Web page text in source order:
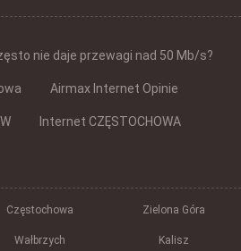
nie daje przewagi nad 50 Mb/s?
Airmax Internet Opinie
Internet CZĘSTOCHOWA
Częstochowa Zielona Góra
Wałbrzych Kalisz